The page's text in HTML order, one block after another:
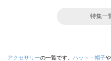
特集一
アクセサリーの一覧です。 ハット・帽子や